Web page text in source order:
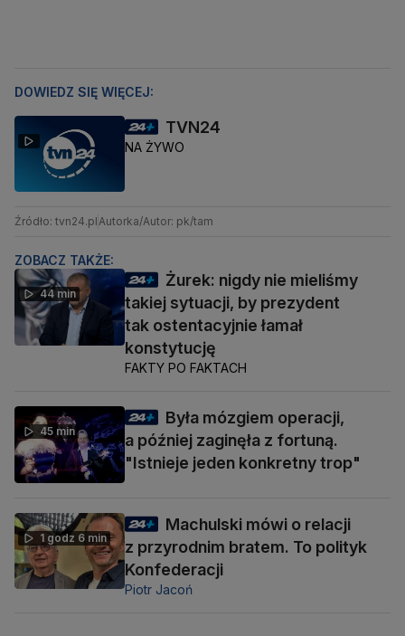
DOWIEDZ SIĘ WIĘCEJ:
TVN24
NA ŻYWO
Źródło: tvn24.plAutorka/Autor: pk/tam
ZOBACZ TAKŻE:
44 min
Żurek: nigdy nie mieliśmy
takiej sytuacji, by prezydent
tak ostentacyjnie łamał
konstytucję
FAKTY PO FAKTACH
45 min
Była mózgiem operacji,
a później zaginęła z fortuną.
"Istnieje jeden konkretny trop"
1 godz 6 min
Machulski mówi o relacji
z przyrodnim bratem. To polityk
Konfederacji
Piotr Jacoń